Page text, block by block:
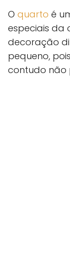
O quarto é
especiais da
decoração
pequeno,
contudo